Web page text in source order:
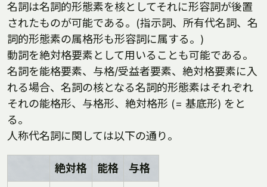
名詞は名詞的形態素を核としてそれに形容詞が後置
されたものが可能である。(指示詞、所有代名詞、名
詞的形態素の属格形も形容詞に属する。)
動詞を絶対格要素として用いることも可能である。
名詞を能格要素、与格/受益者要素、絶対格要素に入
れる場合、名詞の核となる名詞的形態素はそれぞれ
それの能格形、与格形、絶対格形 (= 基底形) をと
る。
人称代名詞に関しては以下の通り。
絶対格 能格 与格